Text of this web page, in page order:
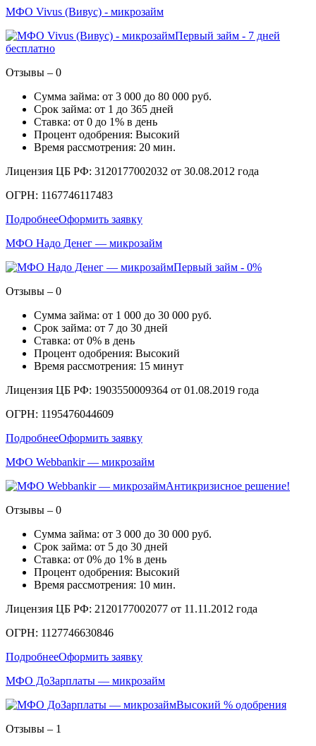
МФО Vivus (Вивус) - микрозайм
Первый займ - 7 дней
бесплатно
Отзывы – 0
Сумма займа: от 3 000 до 80 000 руб.
Срок займа: от 1 до 365 дней
Ставка: от 0 до 1% в день
Процент одобрения: Высокий
Время рассмотрения: 20 мин.
Лицензия ЦБ РФ: 3120177002032 от 30.08.2012 года
ОГРН: 1167746117483
ПодробнееОформить заявку
МФО Надо Денег — микрозайм
Первый займ - 0%
Отзывы – 0
Сумма займа: от 1 000 до 30 000 руб.
Срок займа: от 7 до 30 дней
Ставка: от 0% в день
Процент одобрения: Высокий
Время рассмотрения: 15 минут
Лицензия ЦБ РФ: 1903550009364 от 01.08.2019 года
ОГРН: 1195476044609
ПодробнееОформить заявку
МФО Webbankir — микрозайм
Антикризисное решение!
Отзывы – 0
Сумма займа: от 3 000 до 30 000 руб.
Срок займа: от 5 до 30 дней
Ставка: от 0% до 1% в день
Процент одобрения: Высокий
Время рассмотрения: 10 мин.
Лицензия ЦБ РФ: 2120177002077 от 11.11.2012 года
ОГРН: 1127746630846
ПодробнееОформить заявку
МФО ДоЗарплаты — микрозайм
Высокий % одобрения
Отзывы – 1